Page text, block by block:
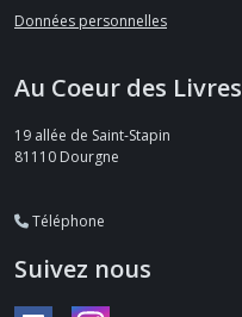
Données personnelles
Au Coeur des Livres
19 allée de Saint-Stapin
81110 Dourgne
Téléphone
Suivez nous